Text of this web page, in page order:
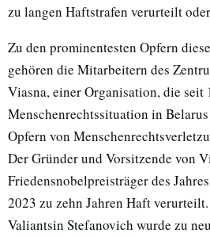
zu langen Haftstrafen verurteilt
Zu den prominentesten Opfern
gehören die Mitarbeitern des
Viasna, einer Organisation, die seit
Menschenrechtssituation in
Opfern von
Der Gründer und Vorsitzende von
Friedensnobelpreisträger des
2023 zu zehn Jahren Haft
Valiantsin Stefanovich wurde zu